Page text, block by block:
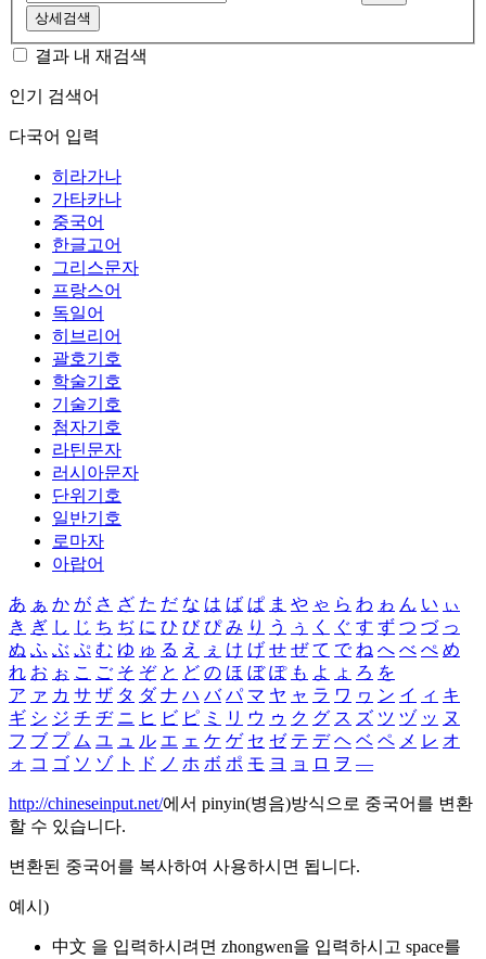
상세검색
결과 내 재검색
인기 검색어
다국어 입력
히라가나
가타카나
중국어
한글고어
그리스문자
프랑스어
독일어
히브리어
괄호기호
학술기호
기술기호
첨자기호
라틴문자
러시아문자
단위기호
일반기호
로마자
아랍어
あ ぁ か が さ ざ た だ な は ば ぱ ま や ゃ ら わ ゎ ん い ぃ
き ぎ し じ ち ぢ に ひ び ぴ み り う ぅ く ぐ す ず つ づ っ
ぬ ふ ぶ ぷ む ゆ ゅ る え ぇ け げ せ ぜ て で ね へ べ ぺ め
れ お ぉ こ ご そ ぞ と ど の ほ ぼ ぽ も よ ょ ろ を
ア ァ カ サ ザ タ ダ ナ ハ バ パ マ ヤ ャ ラ ワ ヮ ン イ ィ キ
ギ シ ジ チ ヂ ニ ヒ ビ ピ ミ リ ウ ゥ ク グ ス ズ ツ ヅ ッ ヌ
フ ブ プ ム ユ ュ ル エ ェ ケ ゲ セ ゼ テ デ ヘ ベ ペ メ レ オ
ォ コ ゴ ソ ゾ ト ド ノ ホ ボ ポ モ ヨ ョ ロ ヲ ―
http://chineseinput.net/에서 pinyin(병음)방식으로 중국어를 변환
할 수 있습니다.
변환된 중국어를 복사하여 사용하시면 됩니다.
예시)
中文 을 입력하시려면 zhongwen을 입력하시고 space를